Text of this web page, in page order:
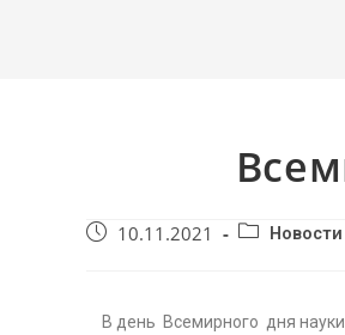
10.11.2021 Новости
В день Всемирного дня